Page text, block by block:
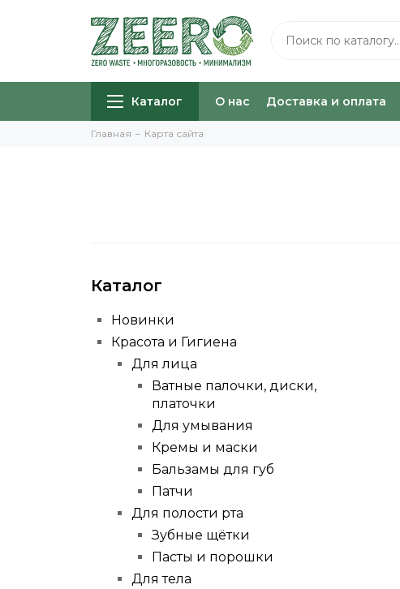
Каталог О нас Доставка и оплата
Главная Карта сайта
Каталог
Новинки
Красота и Гигиена
Для лица
Ватные палочки, диски,
платочки
Для умывания
Кремы и маски
Бальзамы для губ
Патчи
Для полости рта
Зубные щётки
Пасты и порошки
Для тела